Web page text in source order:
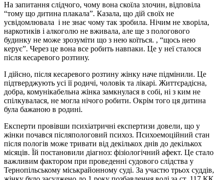
На запитання слідчого, чому вона скоїла злочин, відповіла
“тому що дитина плакала”. Казала, що дій своїх не
усвідомлювала і не знає чому так зробила. Нічим не хворіла,
наркотиків і алкоголю не вживала, але ще з пологового
будинку не може зрозуміти що з нею коїться. , “щось нею
керує”. Через це вона все робить навпаки. Це у неї сталося
після кесаревого розтину.
І дійсно, після кесаревого розтину жінку наче підмінили. Це
підтверджують усі її родичі, чоловік та лікарі. Життєрадісна,
добра, комунікабельна жінка замкнулася в собі, ні з ким не
спілкувалася, не могла нічого робити. Окрім того ця дитина
була бажаною в родині.
Експерти провівши психіатричні експертизи довели, що у
жінки почався післяпологовий психоз. Психоемоційний стан
після пологів може тривати від декількох днів до декількох
місяців. Їй постановили діагноз: фізіологічний афект. Це стало
важливим фактором при проведенні судового слідства у
Тернопільському міськрайонному суді. За участю трьох суддів,